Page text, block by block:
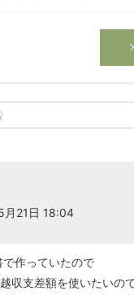
月21日 18:04
作っていたので
収支差額を使いたいの